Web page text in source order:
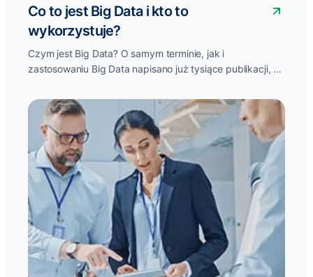
Co to jest Big Data i kto to
wykorzystuje?
Czym jest Big Data? O samym terminie, jak i
zastosowaniu Big Data napisano już tysiące publikacji, a